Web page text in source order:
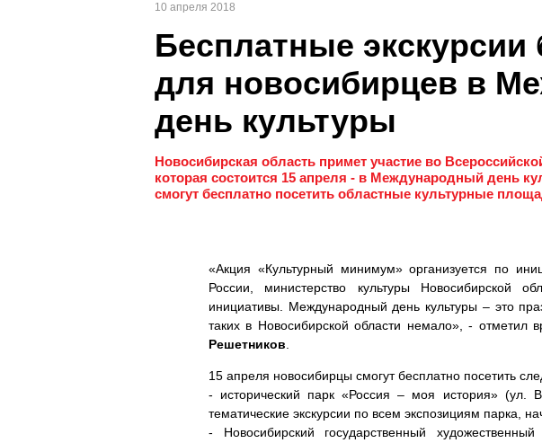
10 апреля 2018
Бесплатные экскурсии
для новосибирцев в
день культуры
Новосибирская область примет участие во
которая состоится 15 апреля - в Международный день
смогут бесплатно посетить областные культурные
«Акция «Культурный минимум» организуется по
России, министерство культуры Новосибирской
инициативы. Международный день культуры – это
таких в Новосибирской области немало», - отметил
Решетников
15 апреля новосибирцы смогут бесплатно посетить
- исторический парк «Россия – моя история» (ул.
тематические экскурсии по всем экспозициям парка,
- Новосибирский государственный